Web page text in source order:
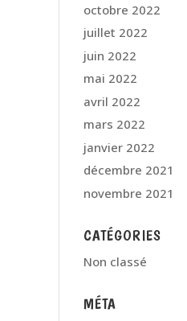
octobre 2022
juillet 2022
juin 2022
mai 2022
avril 2022
mars 2022
janvier 2022
décembre 2021
novembre 2021
CATÉGORIES
Non classé
MÉTA